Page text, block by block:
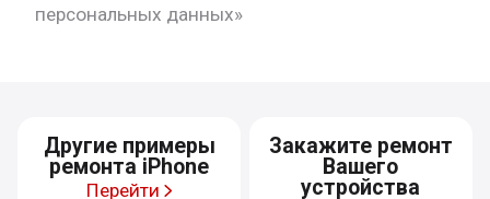
персональных данных»
Другие примеры
ремонта iPhone
Перейти
Закажите ремонт
Вашего
устройства